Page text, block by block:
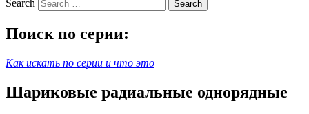
Search
Поиск по серии:
Как искать по серии и что это
Шариковые радиальные однорядные